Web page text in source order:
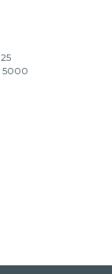
25
5000